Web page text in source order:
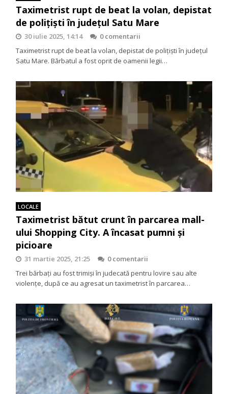
Taximetrist rupt de beat la volan, depistat
de polițiști în județul Satu Mare
30 iulie 2025, 14:14
0 comentarii
Taximetrist rupt de beat la volan, depistat de polițiști în județul
Satu Mare. Bărbatul a fost oprit de oamenii legii…
LOCALE
Taximetrist bătut crunt în parcarea mall-
ului Shopping City. A încasat pumni și
picioare
31 martie 2025, 21:25
0 comentarii
Trei bărbați au fost trimiși în judecată pentru lovire sau alte
violențe, după ce au agresat un taximetrist în parcarea…